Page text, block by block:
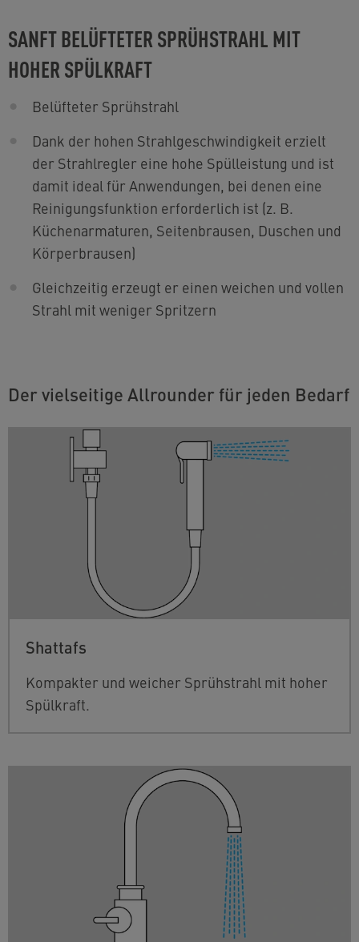
SANFT BELÜFTETER SPRÜHSTRAHL MIT
HOHER SPÜLKRAFT
Belüfteter Sprühstrahl
Dank der hohen Strahlgeschwindigkeit erzielt
der Strahlregler eine hohe Spülleistung und ist
damit ideal für Anwendungen, bei denen eine
Reinigungsfunktion erforderlich ist (z. B.
Küchenarmaturen, Seitenbrausen, Duschen und
Körperbrausen)
Gleichzeitig erzeugt er einen weichen und vollen
Strahl mit weniger Spritzern
Der vielseitige Allrounder für jeden Bedarf
Shattafs
Kompakter und weicher Sprühstrahl mit hoher
Spülkraft.